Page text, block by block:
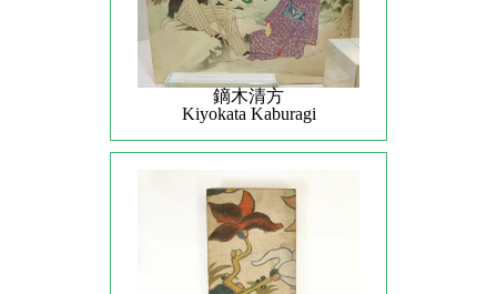
鏑木清方
Kiyokata Kaburagi